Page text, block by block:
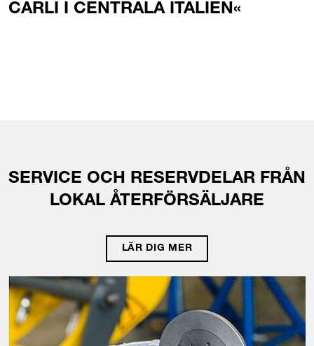
CARLI I CENTRALA ITALIEN«
SERVICE OCH RESERVDELAR FRÅN
LOKAL ÅTERFÖRSÄLJARE
LÄR DIG MER